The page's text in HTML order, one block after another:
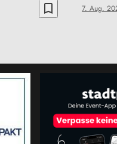
bookmark_border 7. Aug.